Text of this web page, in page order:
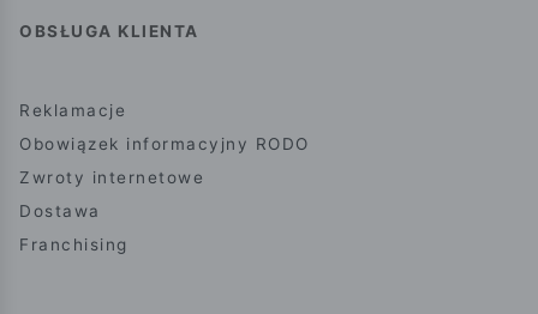
OBSŁUGA KLIENTA
Reklamacje
Obowiązek informacyjny RODO
Zwroty internetowe
Dostawa
Franchising